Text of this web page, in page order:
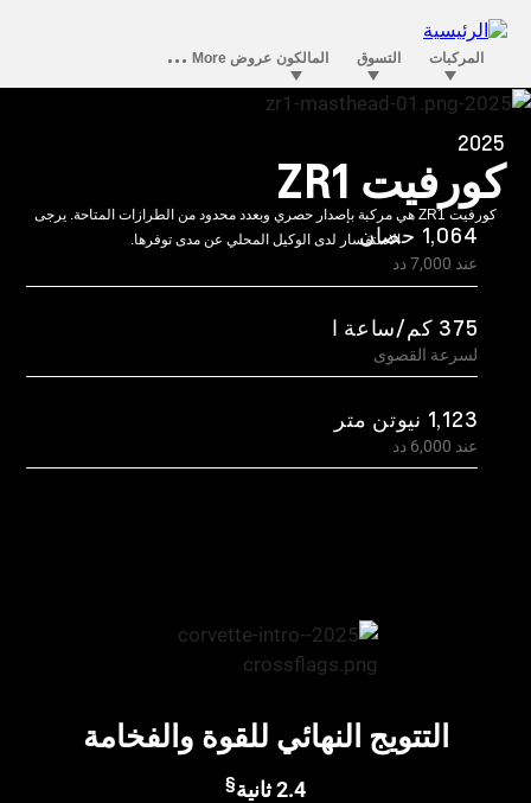
2025
كورفيت ZR1
كورفيت ZR1 هي مركبة بإصدار حصري وبعدد محدود من الطرازات المتاحة. يرجى
الاستفسار لدى الوكيل المحلي عن مدى توفرها.
1,064 حصان
عند 7,000 دد
375 كم/ساعة ا
لسرعة القصوى
1,123 نيوتن متر
عند 6,000 دد
التتويج النهائي للقوة والفخامة
2.4 ثانية
§